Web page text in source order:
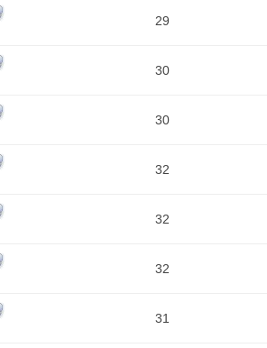
29
30
30
32
32
32
31